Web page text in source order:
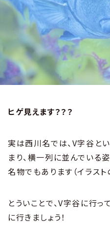
ヒゲ見えます？？？
実は西川名では、V字谷と
まり、横一列に並んでいる
名物でもあります（イラスト
とういことで、V字谷に行っ
に行きましょう！